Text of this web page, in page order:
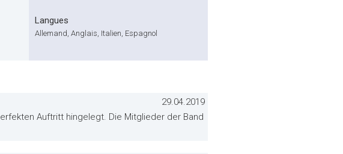
Langues
Allemand, Anglais, Italien, Espagnol
29.04.2019
Auftritt hingelegt. Die Mitglieder der Band